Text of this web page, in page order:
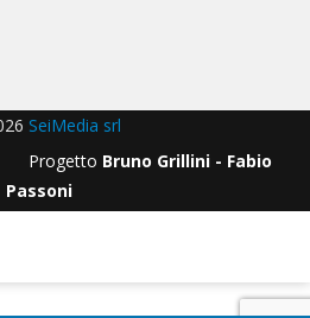
SeiMedia srl
Progetto Bruno Grillini - Fabio
Passoni